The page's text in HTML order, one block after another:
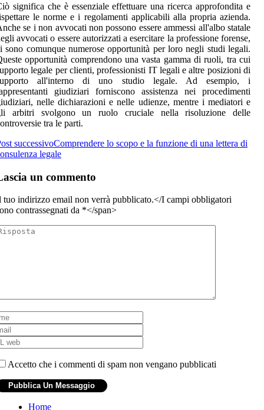
significa che è essenziale effettuare una ricerca approfondita e
le norme e i regolamenti applicabili alla propria azienda.
se i non avvocati non possono essere ammessi all'albo statale
avvocati o essere autorizzati a esercitare la professione forense,
sono comunque numerose opportunità per loro negli studi legali.
opportunità comprendono una vasta gamma di ruoli, tra cui
legale per clienti, professionisti IT legali e altre posizioni di
all'interno di uno studio legale. Ad esempio, i
giudiziari forniscono assistenza nei procedimenti
nelle dichiarazioni e nelle udienze, mentre i mediatori e
arbitri svolgono un ruolo cruciale nella risoluzione delle
tra le parti.
successivoComprendere lo scopo e la funzione di una lettera di
legale
un commento
tuo indirizzo email non verrà pubblicato.</I campi obbligatori
contrassegnati da *</span>
Accetto che i commenti di spam non vengano pubblicati
Home